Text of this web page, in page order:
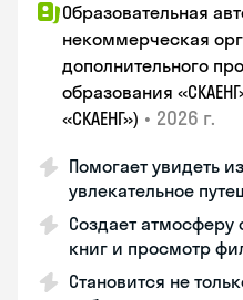
Образовательная
некоммерческая
дополнительного
образования
«СКАЕНГ») • 2026 г.
Помогает увидеть
увлекательное
Создает
книг и просмотр
Становится не